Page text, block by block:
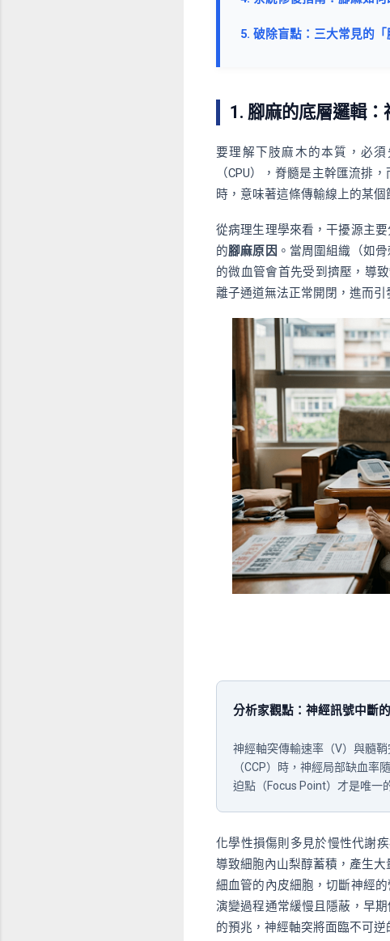
5. 破除盲點：三大常見的
1. 腳麻的底層邏輯
要理解下肢麻木的本質，必
（CPU），脊髓是主幹匯流排
時，意味著這條傳輸線上的某
從病理生理學來看，干擾源主要
的腳麻原因 。當周圍組織（如
的微血管會首先受到擠壓，導
離子通道無法正常開閉，進而
分析家觀點：神經訊號中斷
神經軸突傳輸速率（V）與髓
（CCP）時，神經局部缺血
迫點（Focus Point）才是唯一
化學性損傷則多見於慢性代謝
導致細胞內山梨醇蓄積，產生
細血管的內皮細胞，切斷神經
演變過程通常緩慢且隱蔽，早
的預兆，神經軸突將面臨不可逆